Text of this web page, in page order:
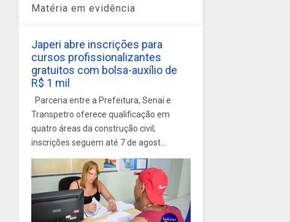
Matéria em evidência
Japeri abre inscrições para
cursos profissionalizantes
gratuitos com bolsa-auxílio de
R$ 1 mil
Parceria entre a Prefeitura, Senai e
Transpetro oferece qualificação em
quatro áreas da construção civil;
inscrições seguem até 7 de agost...